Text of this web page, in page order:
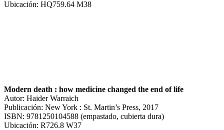
Ubicación: HQ759.64 M38
Modern death : how medicine changed the end of life
Autor: Haider Warraich
Publicación: New York : St. Martin’s Press, 2017
ISBN: 9781250104588 (empastado, cubierta dura)
Ubicación: R726.8 W37